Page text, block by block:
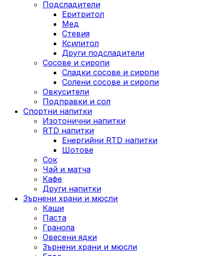
Подсладители
Еритритол
Мед
Стевия
Ксилитол
Други подсладители
Сосове и сиропи
Сладки сосове и сиропи
Солени сосове и сиропи
Овкусители
Подправки и сол
Спортни напитки
Изотонични напитки
RTD напитки
Енергийни RTD напитки
Шотове
Сок
Чай и матча
Кафе
Други напитки
Зърнени храни и мюсли
Каши
Паста
Гранола
Овесени ядки
Зърнени храни и мюсли